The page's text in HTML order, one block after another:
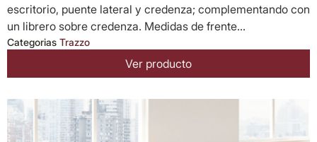
escritorio, puente lateral y credenza; complementando con
un librero sobre credenza. Medidas de frente...
Categorias Trazzo
Ver producto